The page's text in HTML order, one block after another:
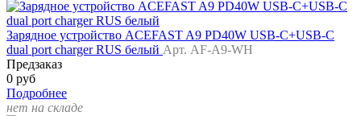
Зарядное устройство ACEFAST A9 PD40W USB-C+USB-C
dual port charger RUS белый Арт. AF-A9-WH
Предзаказ
0 руб
Подробнее
нет на складе